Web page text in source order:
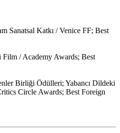
Sanatsal Katkı / Venice FF; Best
/ Academy Awards; Best
Birliği Ödülleri; Yabancı Dildeki
Circle Awards; Best Foreign